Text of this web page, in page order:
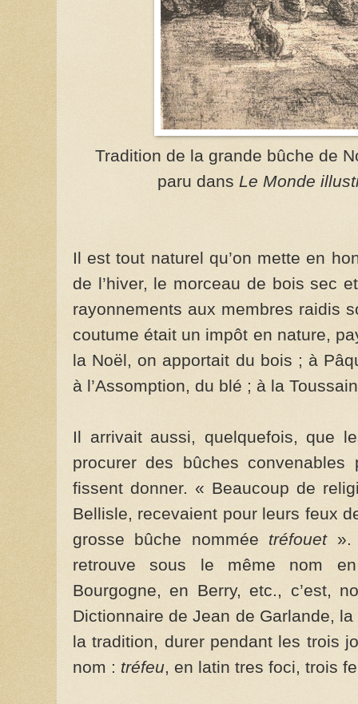
Tradition de la grande bûche de
paru dansLe Monde
Il est tout naturel qu’on mette en
de l’hiver, le morceau de bois sec
rayonnements aux membres raidis
coutume était un impôt en nature,
la Noël, on apportait du bois ; à
à l’Assomption, du blé ; à la
Il arrivait aussi, quelquefois, que
procurer des bûches
fissent donner. « Beaucoup de
Bellisle, recevaient pour leurs feux
grosse bûche nommée tréfouet».
retrouve sous le même nom
Bourgogne, en Berry, etc., c’est,
Dictionnaire de Jean de Garlande,
la tradition, durer pendant les trois
nom : tréfeu, en latin tres foci, trois